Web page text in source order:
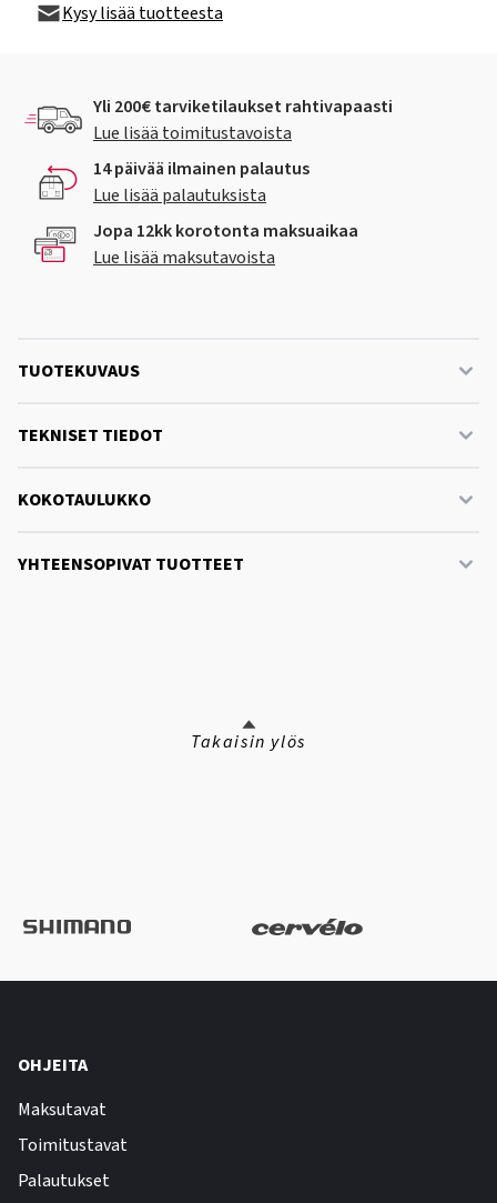
Kysy lisää tuotteesta
Yli 200€ tarviketilaukset rahtivapaasti
Lue lisää toimitustavoista
14 päivää ilmainen palautus
Lue lisää palautuksista
Jopa 12kk korotonta maksuaikaa
Lue lisää maksutavoista
TUOTEKUVAUS
TEKNISET TIEDOT
KOKOTAULUKKO
YHTEENSOPIVAT TUOTTEET
Takaisin ylös
OHJEITA
Maksutavat
Toimitustavat
Palautukset